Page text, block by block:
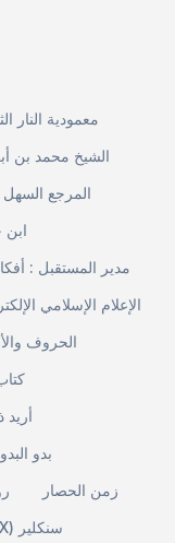
معمودية النار
الشيخ محمد بن
المرجع السهل
ابن
مدير المستقبل :
الإعلام الإسلامي
الحروف
بدو
زمن الحصار
دليل برمجة حاسب سبكتروم (ZX) سنكلير